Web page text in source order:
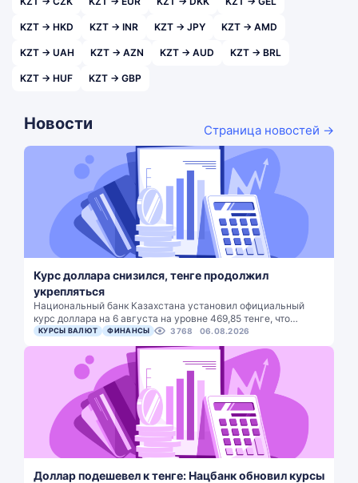
KZT → HKD KZT → INR KZT → JPY KZT → AMD
KZT → UAH KZT → AZN KZT → AUD KZT → BRL
KZT → HUF KZT → GBP
Новости Страница новостей →
Курс доллара снизился, тенге продолжил
укрепляться
Национальный банк Казахстана установил официальный
курс доллара на 6 августа на уровне 469,85 тенге, что…
КУРСЫ ВАЛЮТ ФИНАНСЫ 3768 06.08.2026
Доллар подешевел к тенге: Нацбанк обновил курсы